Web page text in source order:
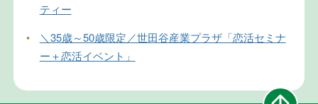
ティー
•
＼35歳～50歳限定／世田谷産業プラザ「恋活セミナ
ー＋恋活イベント」